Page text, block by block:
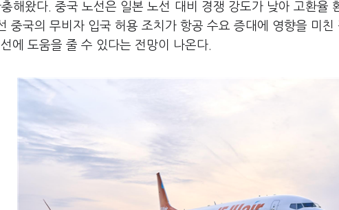
해왔다. 중국 노선은 일본 노선 대비 경쟁 강도가 낮아 고환율
중국의 무비자 입국 허용 조치가 항공 수요 증대에 영향을 미
에 도움을 줄 수 있다는 전망이 나온다.